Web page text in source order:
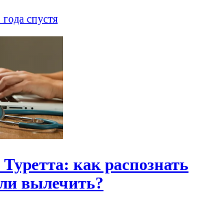
года спустя
как распознать
вылечить?